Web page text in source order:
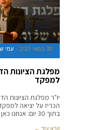
30 במאי 2021 עמי
מפלגת הציונות
למפקד
יו"ר מפלגת הציונות
הכריז על יציאה
בתוך 30 יום: אנחנו כאן כדי לומר
קרא עוד ←